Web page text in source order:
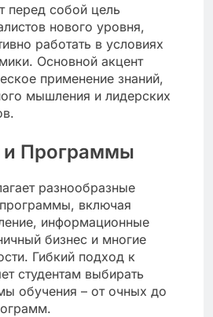
перед собой цель
нового уровня,
работать в условиях
Основной акцент
применение знаний,
мышления и лидерских
и Программы
разнообразные
включая
информационные
бизнес и многие
Гибкий подход к
студентам выбирать
обучения – от очных до